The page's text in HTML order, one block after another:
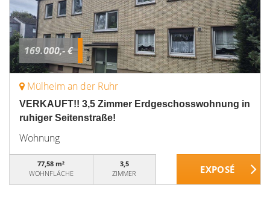
169.000,- €
Mülheim an der Ruhr
VERKAUFT!! 3,5 Zimmer Erdgeschosswohnung in
ruhiger Seitenstraße!
Wohnung
77,58 m²
WOHNFLÄCHE
3,5
ZIMMER